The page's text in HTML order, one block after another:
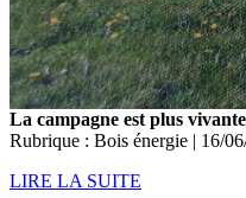
La campagne est plus
Rubrique : Bois énergie | 16/
LIRE LA SUITE